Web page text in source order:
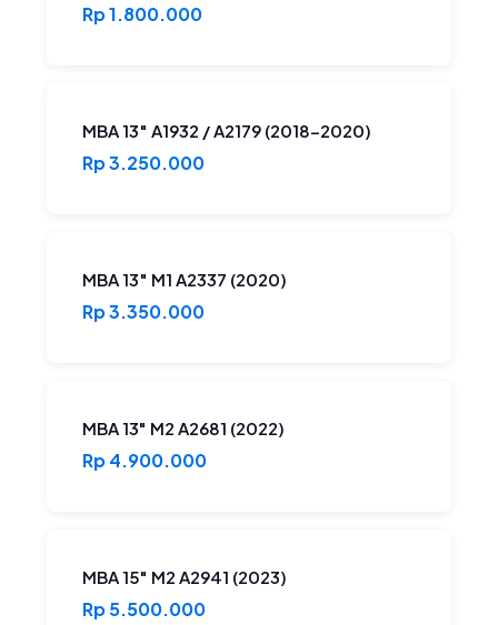
Rp 1.800.000
MBA 13″ A1932 / A2179 (2018-2020)
Rp 3.250.000
MBA 13″ M1 A2337 (2020)
Rp 3.350.000
MBA 13" M2 A2681 (2022)
Rp 4.900.000
MBA 15" M2 A2941 (2023)
Rp 5.500.000